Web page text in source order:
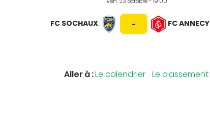
FC SOCHAUX - FC ANNECY
Aller à :Le calendrier Le classement